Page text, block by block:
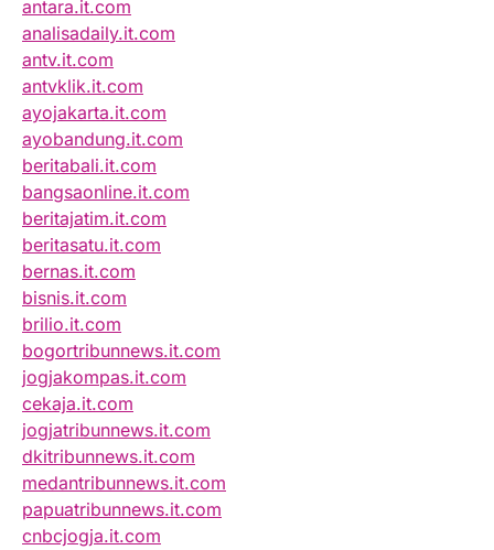
antara.it.com
analisadaily.it.com
antv.it.com
antvklik.it.com
ayojakarta.it.com
ayobandung.it.com
beritabali.it.com
bangsaonline.it.com
beritajatim.it.com
beritasatu.it.com
bernas.it.com
bisnis.it.com
brilio.it.com
bogortribunnews.it.com
jogjakompas.it.com
cekaja.it.com
jogjatribunnews.it.com
dkitribunnews.it.com
medantribunnews.it.com
papuatribunnews.it.com
cnbcjogja.it.com